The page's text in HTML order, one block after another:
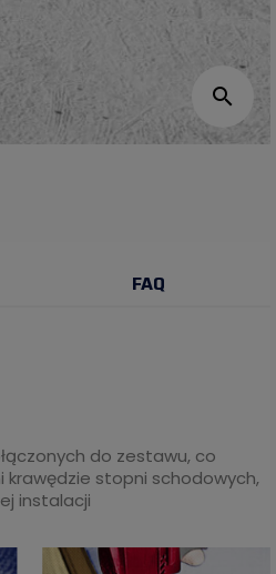
search
FAQ
do zestawu, co
krawędzie stopni schodowych,
instalacji